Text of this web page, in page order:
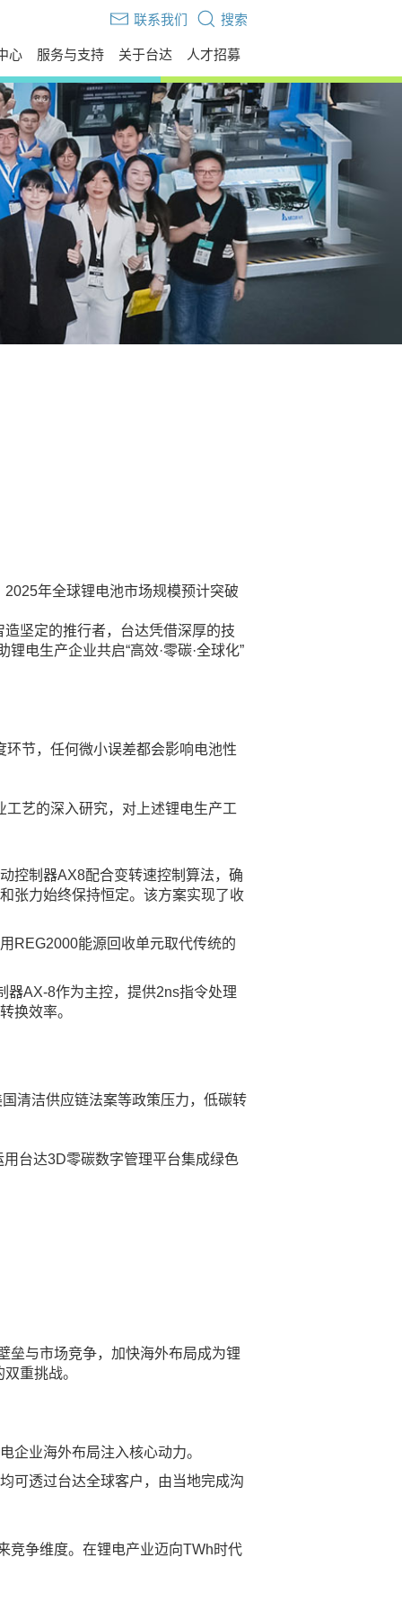
搜索
联系我们
心 服务与支持 关于台达 人才招募
年全球锂电池市场规模预计突破
坚定的推行者，台达凭借深厚的技
电生产企业共启“高效·零碳·全球化”
节，任何微小误差都会影响电池性
艺的深入研究，对上述锂电生产工
控制器AX8配合变转速控制算法，确
张力始终保持恒定。该方案实现了收
REG2000能源回收单元取代传统的
器AX-8作为主控，提供2ns指令处理
换效率。
清洁供应链法案等政策压力，低碳转
台达3D零碳数字管理平台集成绿色
垒与市场竞争，加快海外布局成为锂
重挑战。
企业海外布局注入核心动力。
可透过台达全球客户，由当地完成沟
竞争维度。在锂电产业迈向TWh时代